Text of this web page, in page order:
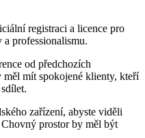
registraci a licence pro
professionalismu.
od předchozích
mít spokojené klienty, kteří
zařízení, abyste viděli
prostor by měl být